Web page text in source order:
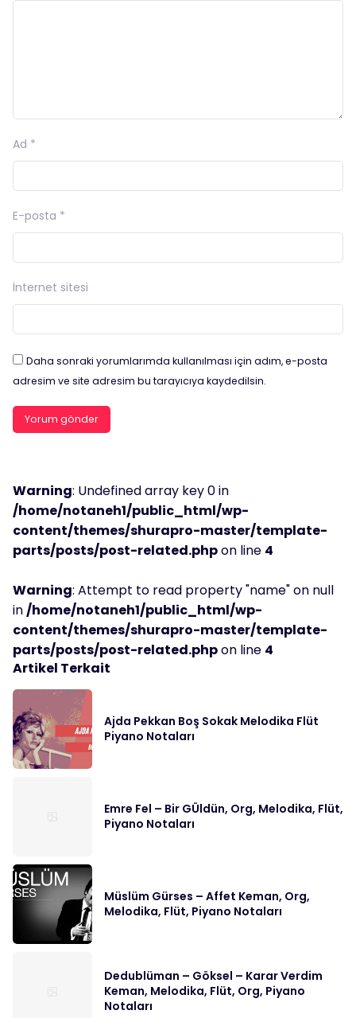
Ad *
E-posta *
İnternet sitesi
Daha sonraki yorumlarımda kullanılması için adım, e-posta
adresim ve site adresim bu tarayıcıya kaydedilsin.
Warning: Undefined array key 0 in
/home/notaneh1/public_html/wp-
content/themes/shurapro-master/template-
parts/posts/post-related.phpon line 4
Warning: Attempt to read property "name" on null
in /home/notaneh1/public_html/wp-
content/themes/shurapro-master/template-
parts/posts/post-related.phpon line 4
Artikel Terkait
Ajda Pekkan Boş Sokak Melodika Flüt
Piyano Notaları
Emre Fel – Bir GÜldün, Org, Melodika, Flüt,
Piyano Notaları
Müslüm Gürses – Affet Keman, Org,
Melodika, Flüt, Piyano Notaları
Dedublüman – Göksel – Karar Verdim
Keman, Melodika, Flüt, Org, Piyano
Notaları